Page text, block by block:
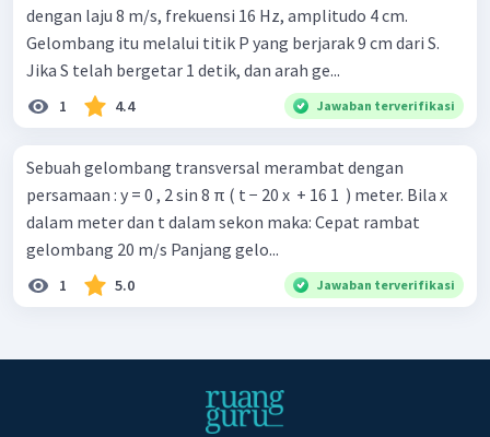
dengan laju 8 m/s, frekuensi 16 Hz, amplitudo 4 cm.
Gelombang itu melalui titik P yang berjarak 9 cm dari S.
Jika S telah bergetar 1 detik, dan arah ge...
1 4.4 Jawaban terverifikasi
Sebuah gelombang transversal merambat dengan
persamaan : y = 0 , 2 sin 8 π ( t − 20 x ​ + 16 1 ​ ) meter. Bila x
dalam meter dan t dalam sekon maka: Cepat rambat
gelombang 20 m/s Panjang gelo...
1 5.0 Jawaban terverifikasi